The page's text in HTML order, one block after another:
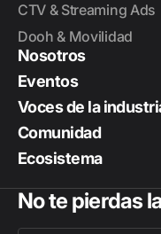
CTV & Streaming Ads
Dooh & Movilidad
Nosotros
Eventos
Voces de la
Comunidad
Ecosistema
No te pierdas